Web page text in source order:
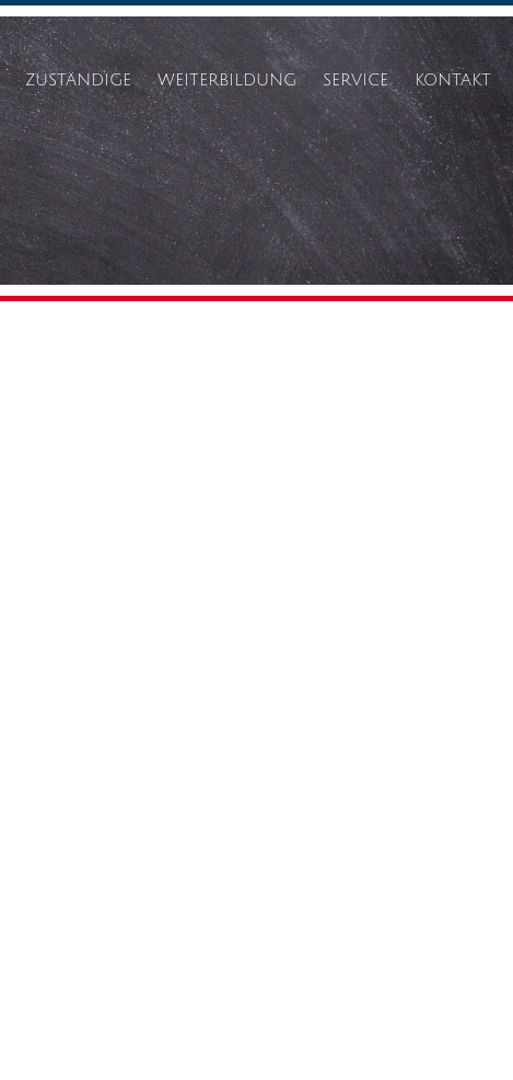
ZUSTÄNDIGE
ASV
BEAUFTRAGTE INKL.
UNTERRICHT
BERATER DIGITALE BILDUNG
BERATUNGSLEHRKRÄFTE
WEITERBILDUNG
FORTBILDUNGEN
SERVICE KONTAKT